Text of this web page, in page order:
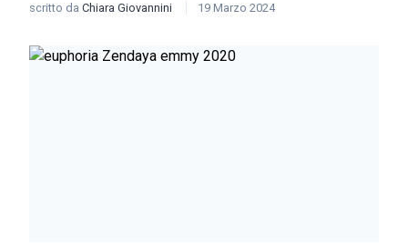
scritto da Chiara Giovannini 19 Marzo 2024